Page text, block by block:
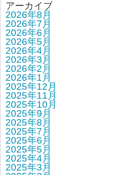
アーカイブ
2026年8月
2026年7月
2026年6月
2026年5月
2026年4月
2026年3月
2026年2月
2026年1月
2025年12月
2025年11月
2025年10月
2025年9月
2025年8月
2025年7月
2025年6月
2025年5月
2025年4月
2025年3月